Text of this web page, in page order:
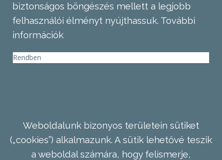
biztonságos böngészés mellett a legjobb
felhasználói élményt nyújthassuk. További
információk
Rendben
Weboldalunk bizonyos területein sütiket
(„cookies”) alkalmazunk. A sütik lehetővé teszik
a weboldal számára, hogy felismerje,